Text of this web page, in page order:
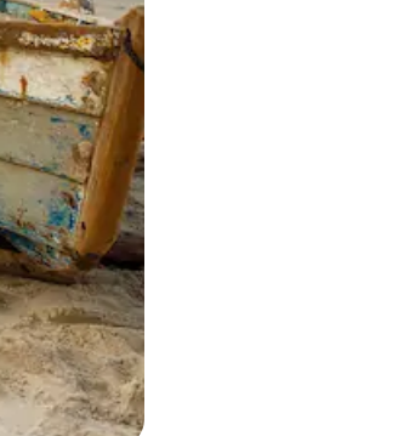
lëvizur ekranin.